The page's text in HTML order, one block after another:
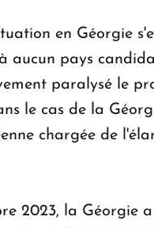
en Géorgie
aucun pays
paralysé le
le cas de la
chargée de
2023, la Géorgie